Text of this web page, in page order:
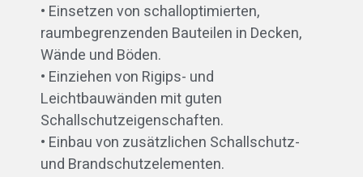
• Einsetzen von schalloptimierten,
raumbegrenzenden Bauteilen in Decken,
Wände und Böden.
• Einziehen von Rigips- und
Leichtbauwänden mit guten
Schallschutzeigenschaften.
• Einbau von zusätzlichen Schallschutz-
und Brandschutzelementen.